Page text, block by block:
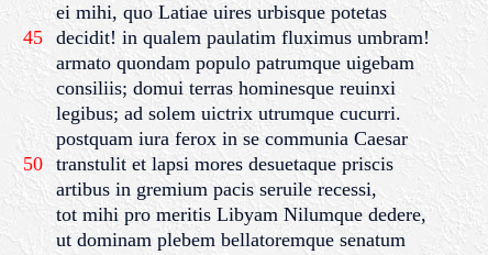
ei mihi, quo Latiae uires urbisque potetas
45 decidit! in qualem paulatim fluximus umbram!
armato quondam populo patrumque uigebam
consiliis; domui terras hominesque reuinxi
legibus; ad solem uictrix utrumque cucurri.
postquam iura ferox in se communia Caesar
50 transtulit et lapsi mores desuetaque priscis
artibus in gremium pacis seruile recessi,
tot mihi pro meritis Libyam Nilumque dedere,
ut dominam plebem bellatoremque senatum